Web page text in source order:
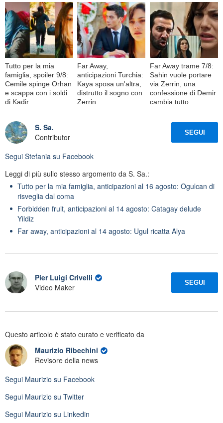
Tutto per la mia
famiglia, spoiler 9/8:
Cemile spinge Orhan
e scappa con i soldi
di Kadir
Far Away,
anticipazioni Turchia:
Kaya sposa un'altra,
distrutto il sogno con
Zerrin
Far Away trame 7/8:
Sahin vuole portare
via Zerrin, una
confessione di Demir
cambia tutto
S. Sa.
Contributor
SEGUI
Segui Stefania su Facebook
Leggi di più sullo stesso argomento da S. Sa.:
Tutto per la mia famiglia, anticipazioni al 16 agosto: Ogulcan di
risveglia dal coma
Forbidden fruit, anticipazioni al 14 agosto: Catagay delude
Yildiz
Far away, anticipazioni al 14 agosto: Ugul ricatta Alya
Pier Luigi Crivelli
Video Maker
SEGUI
Questo articolo è stato curato e verificato da
Maurizio Ribechini
Revisore della news
Segui Maurizio su Facebook
Segui Maurizio su Twitter
Segui Maurizio su Linkedin